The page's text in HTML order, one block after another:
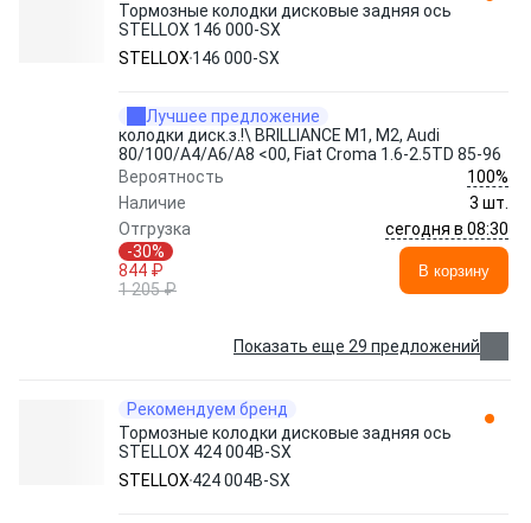
Тормозные колодки дисковые задняя ось
STELLOX 146 000-SX
STELLOX 146 000-SX
Лучшее предложение
колодки диск.з.!\ BRILLIANCE M1, M2, Audi
80/100/A4/A6/A8 <00, Fiat Croma 1.6-2.5TD 85-96
Вероятность
100%
Наличие
3 шт.
Отгрузка
сегодня в 08:30
-30%
844 ₽
1 205 ₽
В корзину
Показать еще 29 предложений
Рекомендуем бренд
Тормозные колодки дисковые задняя ось
STELLOX 424 004B-SX
STELLOX 424 004B-SX